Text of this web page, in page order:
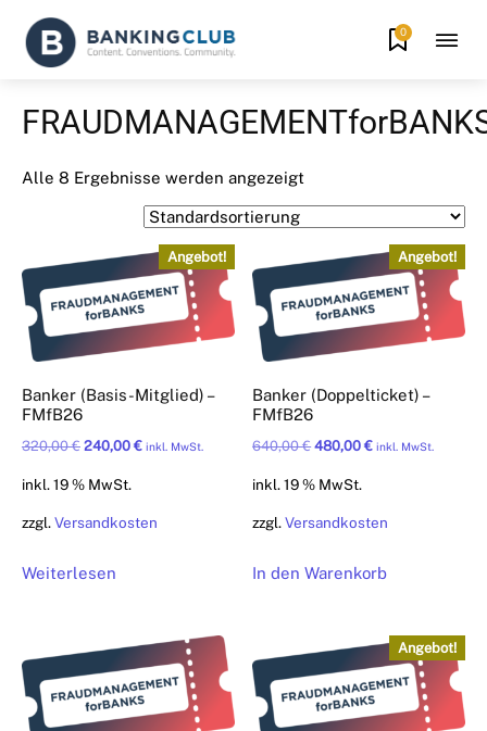
0
Alle 8 Ergebnisse werden angezeigt
Angebot!
Banker (Basis-Mitglied) –
FMfB26
320,00€ Ursprünglicher
320,00 €
240,00 €Aktueller
240,00 €.
inkl. MwSt.
inkl. 19 % MwSt.
zzgl.Versandkosten
Weiterlesen
Angebot!
Banker (Doppelticket) –
FMfB26
640,00€ Ursprünglicher
640,00 €
480,00€Aktueller
480,00 €.
inkl. MwSt.
inkl. 19 % MwSt.
zzgl.Versandkosten
In den Warenkorb
Angebot!